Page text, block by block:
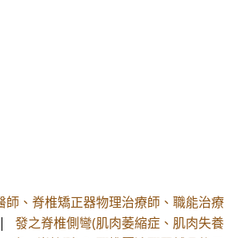
師、脊椎矯正器物理治療師、職能治療
發之脊椎側彎(肌肉萎縮症、肌肉失養